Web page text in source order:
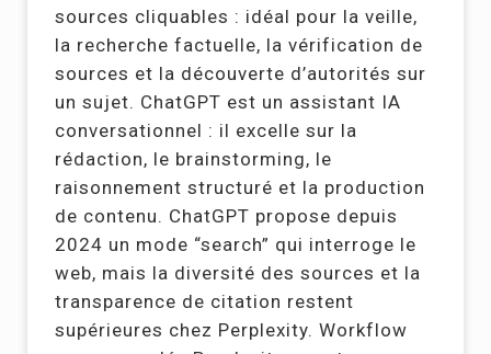
sources cliquables : idéal pour la veille,
la recherche factuelle, la vérification de
sources et la découverte d’autorités sur
un sujet. ChatGPT est un assistant IA
conversationnel : il excelle sur la
rédaction, le brainstorming, le
raisonnement structuré et la production
de contenu. ChatGPT propose depuis
2024 un mode “search” qui interroge le
web, mais la diversité des sources et la
transparence de citation restent
supérieures chez Perplexity. Workflow